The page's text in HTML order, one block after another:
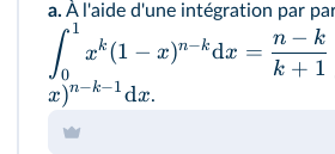
a. À l'aide d'une intégration par
∫0
1
xk (1 − x)n−kdx =
k + 1
n − k
x)n−k−1dx.